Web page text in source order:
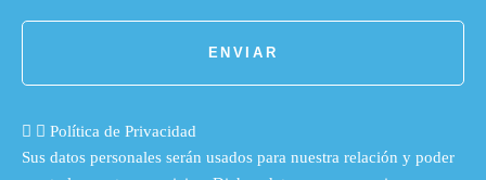
ENVIAR
Política de Privacidad
Sus datos personales serán usados para nuestra relación y poder